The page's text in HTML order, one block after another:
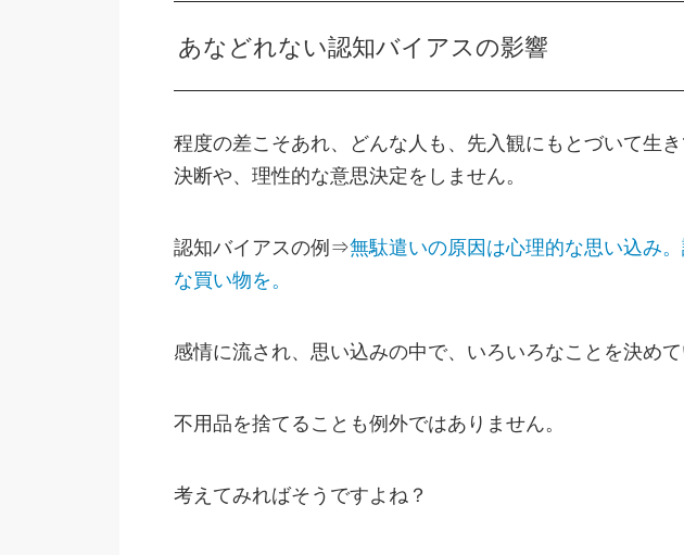
あなどれない認知バイアスの影響
程度の差こそあれ、どんな人も、先入観にもとづいて生
決断や、理性的な意思決定をしません。
認知バイアスの例⇒無駄遣いの原因は心理的な思い込み
な買い物を。
感情に流され、思い込みの中で、いろいろなことを決めて
不用品を捨てることも例外ではありません。
考えてみればそうですよね？